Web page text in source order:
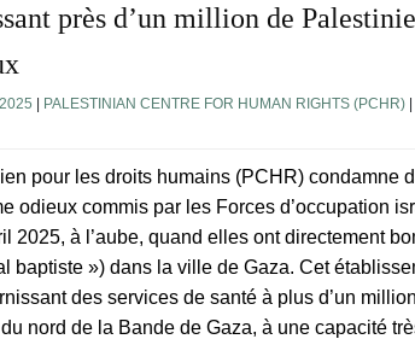
près d’un million de
| PALESTINIAN CENTRE FOR HUMAN RIGHTS (PCHR) |
pour les droits humains (PCHR) condamne
odieux commis par les Forces d’occupation
2025, à l’aube, quand elles ont directement
baptiste ») dans la ville de Gaza. Cet
des services de santé à plus d’un
nord de la Bande de Gaza, à une capacité